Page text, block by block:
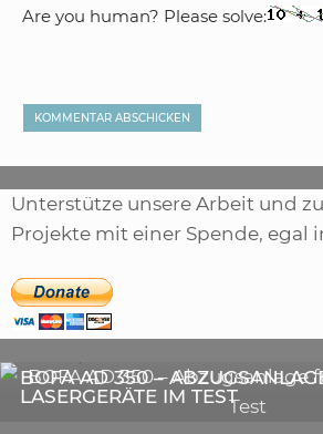
Are you human? Please solve:
Unterstütze unsere Arbeit und
Projekte mit einer Spende, egal
BOFA AD 350 –
LASERGERÄTE IM TEST
DIE BEDEUTENDSTEN
ERFOLGREICHEN
DIGITALEN ÄRA